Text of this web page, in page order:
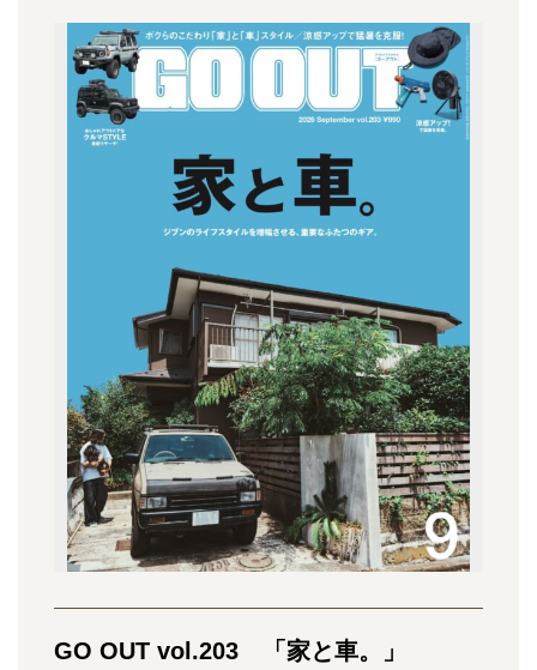
GO OUT vol.203 「家と車。」